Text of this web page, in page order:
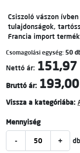
Csiszoló vászon
tulajdonságok,
Francia import
Csomagolási egység: 50
Nettó ár: 151,97
Bruttó ár:
Vissza a kategóriába:
Mennyiség
- + db